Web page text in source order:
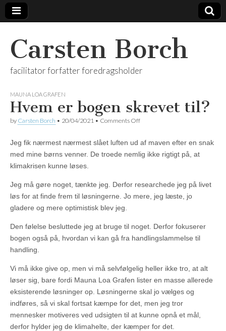
Carsten Borch
facilitator forfatter foredragsholder
MAUNA LOA GRAFEN
Hvem er bogen skrevet til?
by Carsten Borch • 20/04/2021 • Comments Offon
bogen
skrevet
til?
Jeg fik nærmest nærmest slået luften ud af maven efter en snak
med mine børns venner. De troede nemlig ikke rigtigt på, at
klimakrisen kunne løses.
Jeg må gøre noget, tænkte jeg. Derfor researchede jeg på livet
løs for at finde frem til løsningerne. Jo mere, jeg læste, jo
gladere og mere optimistisk blev jeg.
Den følelse besluttede jeg at bruge til noget. Derfor fokuserer
bogen også på, hvordan vi kan gå fra handlingslammelse til
handling.
Vi må ikke give op, men vi må selvfølgelig heller ikke tro, at alt
løser sig, bare fordi Mauna Loa Grafen lister en masse allerede
eksisterende løsninger op. Løsningerne skal jo vælges og
indføres, så vi skal fortsat kæmpe for det, men jeg tror
mennesker motiveres ved udsigten til at kunne opnå et mål,
derfor hylder jeg de klimahelte, der kæmper for det.